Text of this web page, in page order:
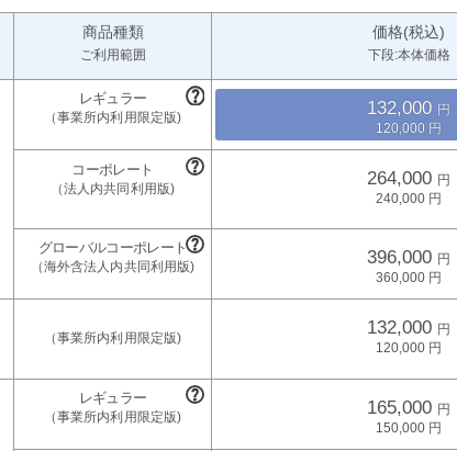
商品種類
ご利用範囲
価格(税込)
下段:本体価格
132,000
120,000
264,000
240,000
396,000
360,000
132,000
120,000
165,000
150,000